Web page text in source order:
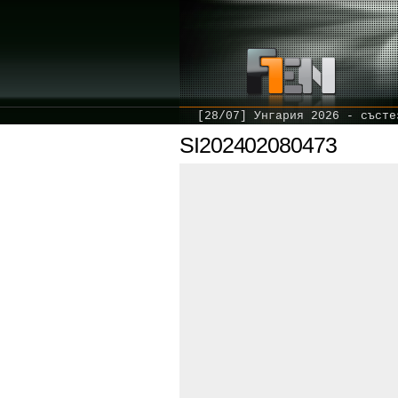
[28/07] Унгария 2026 -
SI202402080473